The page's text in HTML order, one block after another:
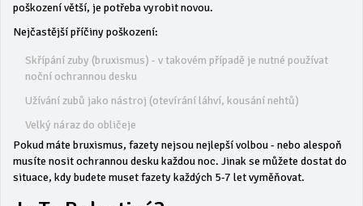
poškození větší, je potřeba vyrobit novou.
Nejčastější příčiny poškození:
Skřípání zuby (bruxismus) - v takovém případě je nutné používat
noční ochrannou desku
Užívání zubů jako nástroj (otevírání láhví, kousání nehtů)
Velký náraz do obličeje
Pokud máte bruxismus, fazety nejsou nejlepší volbou - nebo alespoň
musíte nosit ochrannou desku každou noc. Jinak se můžete dostat do
situace, kdy budete muset fazety každých 5-7 let vyměňovat.